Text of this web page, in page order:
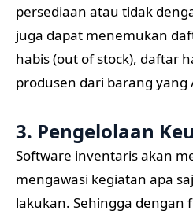
persediaan atau tidak
juga dapat menemukan
habis (out of stock), daftar
produsen dari barang yang
3. Pengelolaan
Software inventaris akan
mengawasi kegiatan apa
lakukan. Sehingga dengan